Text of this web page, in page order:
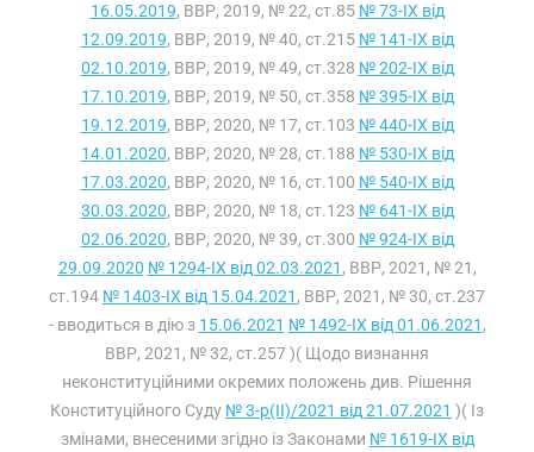
16.05.2019, ВВР, 2019, № 22, ст.85 № 73-IX від
12.09.2019, ВВР, 2019, № 40, ст.215 № 141-IX від
02.10.2019, ВВР, 2019, № 49, ст.328 № 202-IX від
17.10.2019, ВВР, 2019, № 50, ст.358 № 395-IX від
19.12.2019, ВВР, 2020, № 17, ст.103 № 440-IX від
14.01.2020, ВВР, 2020, № 28, ст.188 № 530-IX від
17.03.2020, ВВР, 2020, № 16, ст.100 № 540-IX від
30.03.2020, ВВР, 2020, № 18, ст.123 № 641-IX від
02.06.2020, ВВР, 2020, № 39, ст.300 № 924-IX від
29.09.2020 № 1294-IX від 02.03.2021 , ВВР, 2021, № 21,
ст.194 № 1403-IX від 15.04.2021 , ВВР, 2021, № 30, ст.237
- вводиться в дію з 15.06.2021 № 1492-IX від 01.06.2021 ,
ВВР, 2021, № 32, ст.257 )( Щодо визнання
неконституційними окремих положень див. Рішення
Конституційного Суду № 3-р(II)/2021 від 21.07.2021 )( Із
змінами, внесеними згідно із Законами № 1619-IX від